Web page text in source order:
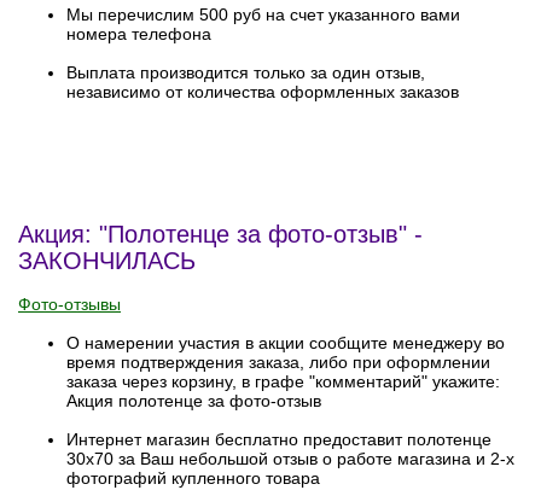
Мы перечислим 500 руб на счет указанного вами
номера телефона
Выплата производится только за один отзыв,
независимо от количества оформленных заказов
Акция: "Полотенце за фото-отзыв" -
ЗАКОНЧИЛАСЬ
Фото-отзывы
О намерении участия в акции сообщите менеджеру во
время подтверждения заказа, либо при оформлении
заказа через корзину, в графе "комментарий" укажите:
Акция полотенце за фото-отзыв
Интернет магазин бесплатно предоставит полотенце
30х70 за Ваш небольшой отзыв о работе магазина и 2-х
фотографий купленного товара